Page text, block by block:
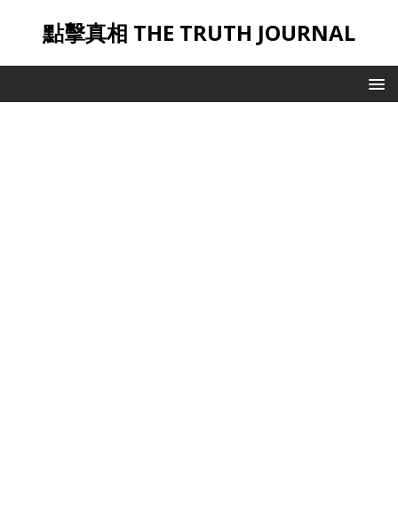
點擊真相 THE TRUTH JOURNAL